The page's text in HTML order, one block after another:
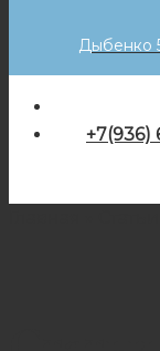
Дыбенко
+7(936)